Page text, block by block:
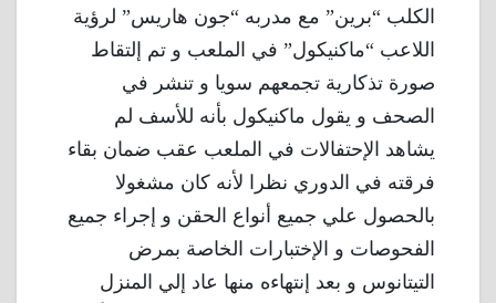
الكلب “برين” مع مدربه “جون هاريس” لرؤية
اللاعب “ماكنيكول” في الملعب و تم إلتقاط
صورة تذكارية تجمعهم سويا و تنشر في
الصحف و يقول ماكنيكول بأنه للأسف لم
يشاهد الإحتفالات في الملعب عقب ضمان بقاء
فرقته في الدوري نظرا لأنه كان مشغولا
بالحصول علي جميع أنواع الحقن و إجراء جميع
الفحوصات و الإختبارات الخاصة بمرض
التيتانوس و بعد إنتهاءه منها عاد إلي المنزل